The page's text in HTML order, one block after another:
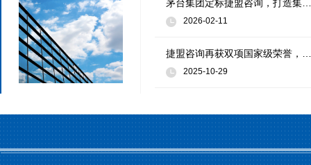
2026-02-11
2025-10-29